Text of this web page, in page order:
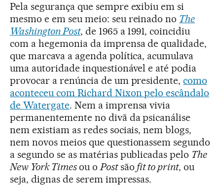
Pela segurança que sempre exibiu em si
mesmo e em seu meio: seu reinado no The
Washington Post, de 1965 a 1991, coincidiu
com a hegemonia da imprensa de qualidade,
que marcava a agenda política, acumulava
uma autoridade inquestionável e até podia
provocar a renúncia de um presidente,como
aconteceu com Richard Nixon pelo escândalo
de Watergate. Nem a imprensa vivia
permanentemente no divã da psicanálise
nem existiam as redes sociais, nem blogs,
nem novos meios que questionassem segundo
a segundo se as matérias publicadas pelo The
New York Timesou oPostsão fit to print, ou
seja, dignas de serem impressas.